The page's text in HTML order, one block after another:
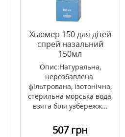
Хьюмер 150 для дітей
спрей назальний
150мл
Опис:Натуральна,
нерозбавлена ​​
фільтрована, ізотонічна,
стерильна морська вода,
взята біля узбережж...
507 грн